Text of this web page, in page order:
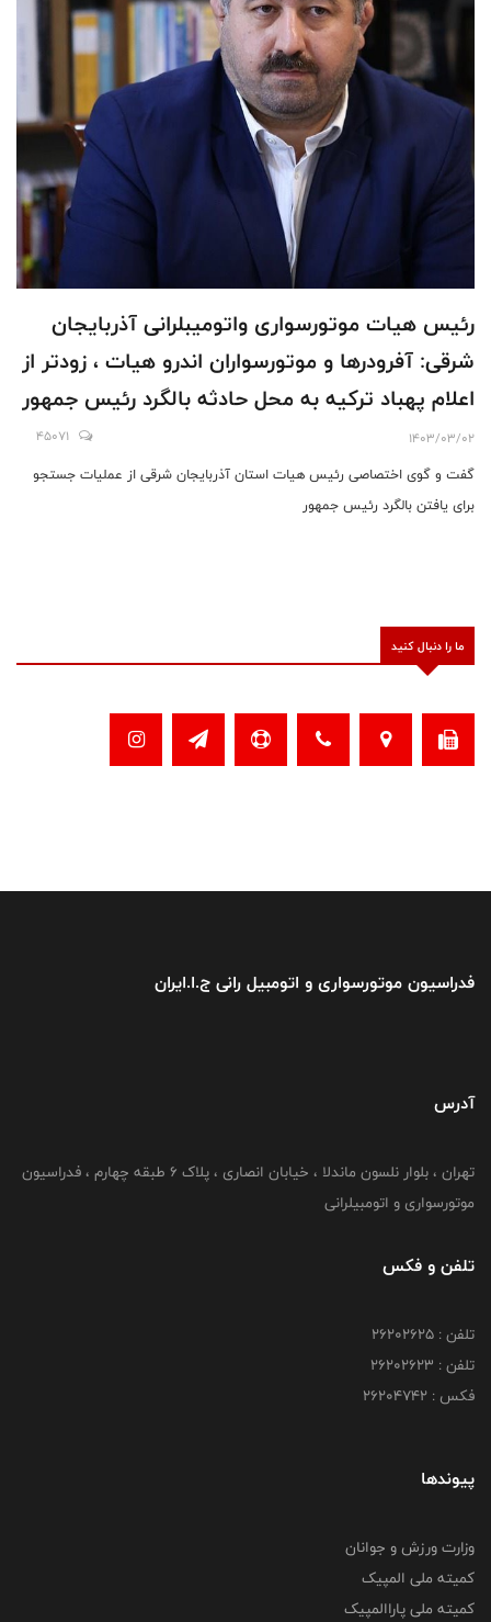
رئیس هیات موتورسواری واتومیبلرانی آذربایجان
شرقی: آفرودرها و موتورسواران اندرو هیات ، زودتر از
اعلام پهباد ترکیه به محل حادثه بالگرد رئیس جمهور
رسیدند و به گروه های دیگر اعلام کردند / ۷۵ آفرودر
و اندور سوار از پنج شهرستان در عملیات جستجو
حضور داشتند / پیکر شهید آیت الله آل هاشم در
1403/03/02
45071
گفت و گوی اختصاصی رئیس هیات استان آذربایجان شرقی از عملیات جستجو
برای یافتن بالگرد رئیس جمهور
ما را دنبال کنید
فدراسیون موتورسواری و اتومبیل رانی ج.ا.ایران
آدرس
تهران ، بلوار نلسون ماندلا ، خیابان انصاری ، پلاک ۶ طبقه چهارم ، فدراسیون
موتورسواری و اتومبیلرانی
تلفن و فکس
تلفن : ۲۶۲۰۲۶۲۵
تلفن : ۲۶۲۰۲۶۲۳
فکس : ۲۶۲۰۴۷۴۲
پیوندها
وزارت ورزش و جوانان
کمیته ملی المپیک
کمیته ملی پاراالمپیک